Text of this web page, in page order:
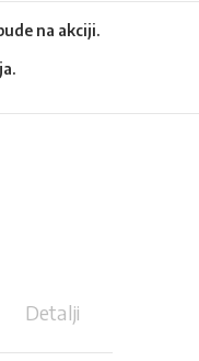
na akciji.
Detalji